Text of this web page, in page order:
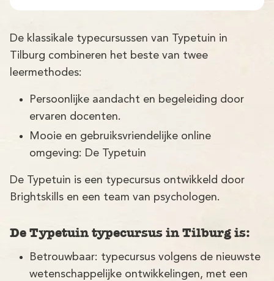
De klassikale typecursussen van Typetuin in
Tilburg combineren het beste van twee
leermethodes:
Persoonlijke aandacht en begeleiding door
ervaren docenten.
Mooie en gebruiksvriendelijke online
omgeving: De Typetuin
De Typetuin is een typecursus ontwikkeld door
Brightskills en een team van psychologen.
De Typetuin typecursus in Tilburg is:
Betrouwbaar: typecursus volgens de nieuwste
wetenschappelijke ontwikkelingen, met een